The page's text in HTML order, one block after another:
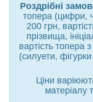
Роздрібні
топера (цифри,
200 грн,
прізвища,
вартість топера
(силуети,
Ціни
матеріалу